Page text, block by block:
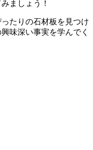
ましょう！
たりの石材板を見つけ
味深い事実を学んでく